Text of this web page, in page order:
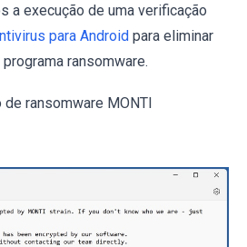
a execução de uma verificação
para Android para eliminar
ransomware.
ransomware MONTI